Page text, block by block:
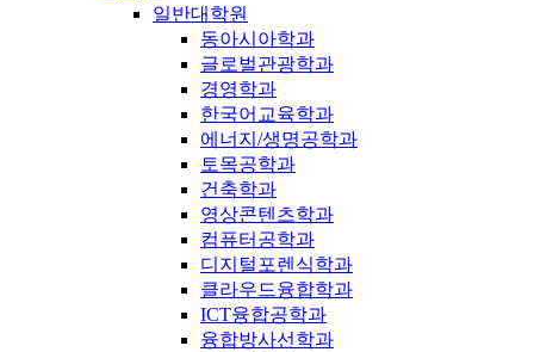
일반대학원
동아시아학과
글로벌관광학과
경영학과
한국어교육학과
에너지/생명공학과
토목공학과
건축학과
영상콘텐츠학과
컴퓨터공학과
디지털포렌식학과
클라우드융합학과
ICT융합공학과
융합방사선학과